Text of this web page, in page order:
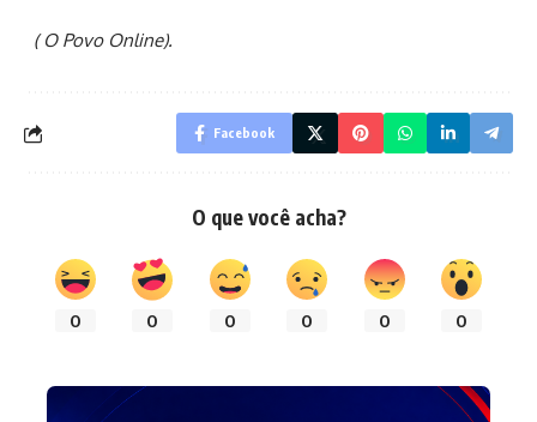
( O Povo Online).
Facebook
O que você acha?
0 0 0 0 0 0